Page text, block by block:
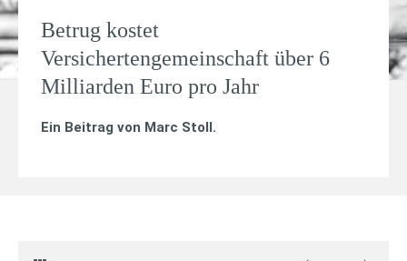
Betrug kostet
Versichertengemeinschaft über 6
Milliarden Euro pro Jahr
Ein Beitrag von Marc Stoll.